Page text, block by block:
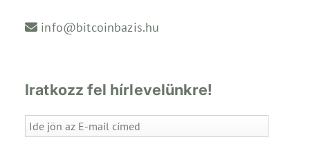
info@bitcoinbazis.hu
Iratkozz fel hírlevelünkre!